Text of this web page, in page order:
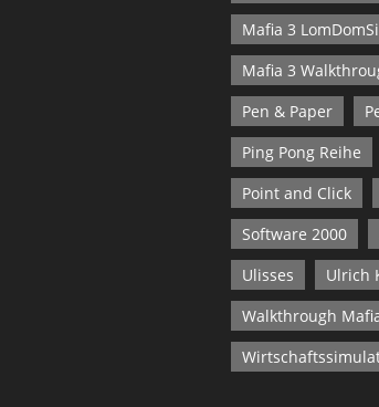
Mafia 3
Mafia 3
Pen & Paper
Ping Pong Reihe
Point and Click
Software 2000
Ulisses
Ulrich
Walkthrough